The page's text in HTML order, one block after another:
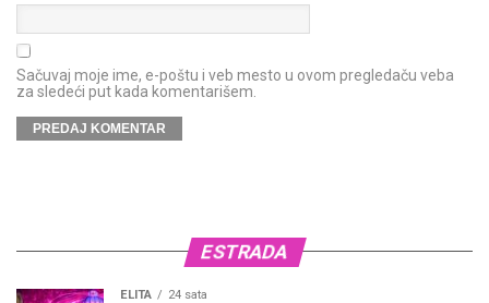
Sačuvaj moje ime, e-poštu i veb mesto u ovom pregledaču veba
za sledeći put kada komentarišem.
ESTRADA
ELITA 24 sata